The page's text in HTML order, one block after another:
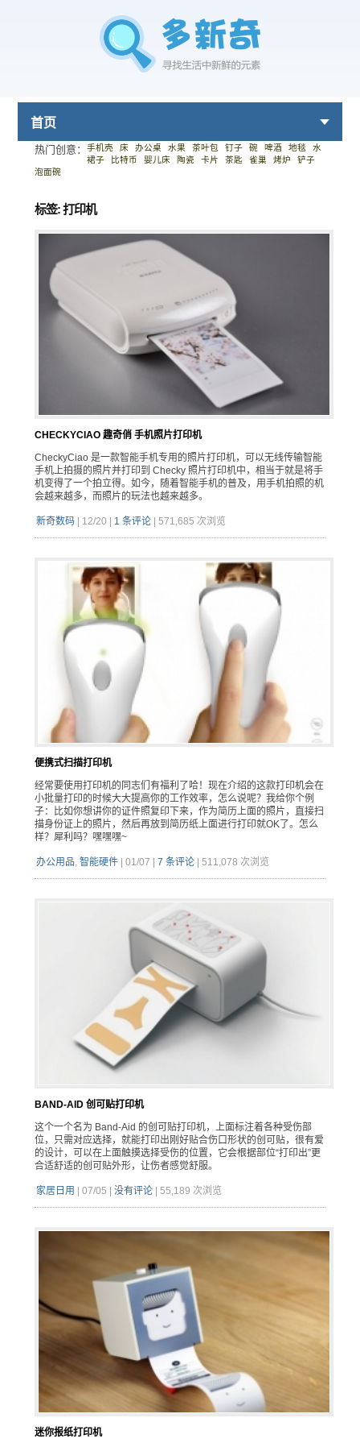
首页
热门创意： 手机壳 床 办公桌 水果 茶叶包 钉子 碗 啤酒 地毯
水
裙子
比特币 婴儿床 陶瓷 卡片 茶匙 雀巢 烤炉
铲子
泡面碗
标签: 打印机
CHECKYCIAO 趣奇俏 手机照片打印机
CheckyCiao 是一款智能手机专用的照片打印机，可以无线传输智能
手机上拍摄的照片并打印到 Checky 照片打印机中，相当于就是将手
机变得了一个拍立得。如今，随着智能手机的普及，用手机拍照的机
会越来越多，而照片的玩法也越来越多。
新奇数码| 12/20 1 条评论| 571,685 次浏览
便携式扫描打印机
经常要使用打印机的同志们有福利了哈！现在介绍的这款打印机会在
小批量打印的时候大大提高你的工作效率，怎么说呢？我给你个例
子：比如你想讲你的证件照复印下来，作为简历上面的照片，直接扫
描身份证上的照片，然后再放到简历纸上面进行打印就OK了。怎么
样？犀利吗？嘿嘿嘿~
办公用品, 智能硬件| 01/07 7 条评论| 511,078 次浏览
BAND-AID 创可贴打印机
这个一个名为 Band-Aid 的创可贴打印机，上面标注着各种受伤部
位，只需对应选择，就能打印出刚好贴合伤口形状的创可贴，很有爱
的设计，可以在上面触摸选择受伤的位置，它会根据部位“打印出”更
合适舒适的创可贴外形，让伤者感觉舒服。
家居日用 | 07/05 | 没有评论| 55,189 次浏览
迷你报纸打印机